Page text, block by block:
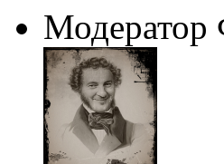
Модератор